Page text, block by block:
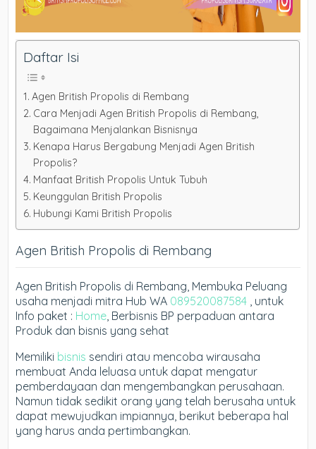
Daftar Isi
Agen British Propolis di Rembang
Cara Menjadi Agen British Propolis di Rembang,
Bagaimana Menjalankan Bisnisnya
Kenapa Harus Bergabung Menjadi Agen British
Propolis?
Manfaat British Propolis Untuk Tubuh
Keunggulan British Propolis
Hubungi Kami British Propolis
Agen British Propolis di Rembang
Agen British Propolis di Rembang, Membuka Peluang
usaha menjadi mitra Hub WA 089520087584 , untuk
Info paket : Home, Berbisnis BP perpaduan antara
Produk dan bisnis yang sehat
Memiliki bisnis sendiri atau mencoba wirausaha
membuat Anda leluasa untuk dapat mengatur
pemberdayaan dan mengembangkan perusahaan.
Namun tidak sedikit orang yang telah berusaha untuk
dapat mewujudkan impiannya, berikut beberapa hal
yang harus anda pertimbangkan.